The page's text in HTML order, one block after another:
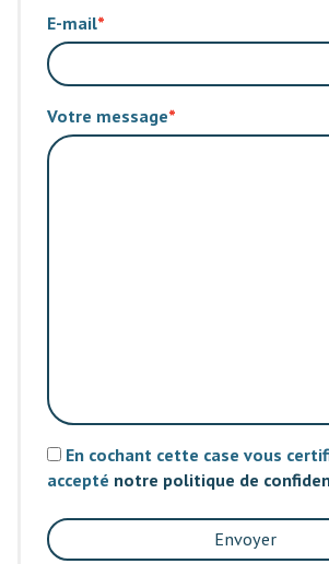
E-mail
Votre message
En cochant cette case vous
accepté notre politique de
Envoyer